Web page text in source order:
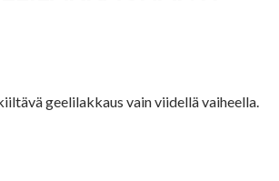
geelilakkaus vain viidellä vaiheella.